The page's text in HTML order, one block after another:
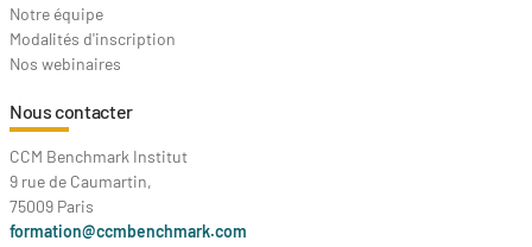
Notre équipe
Modalités d'inscription
Nos webinaires
Nous contacter
CCM Benchmark Institut
9 rue de Caumartin,
75009 Paris
formation@ccmbenchmark.com